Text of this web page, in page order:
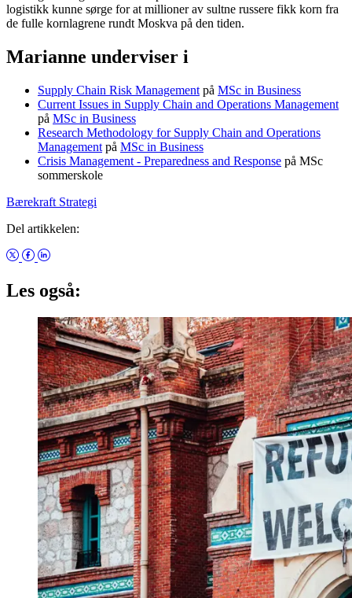
logistikk kunne sørge for at millioner av sultne russere fikk korn fra
de fulle kornlagrene rundt Moskva på den tiden.
Marianne underviser i
Supply Chain Risk Management på MSc in Business
Current Issues in Supply Chain and Operations Management
på MSc in Business
Research Methodology for Supply Chain and Operations
Management på MSc in Business
Crisis Management - Preparedness and Response på MSc
sommerskole
Bærekraft Strategi
Del artikkelen:
Les også: